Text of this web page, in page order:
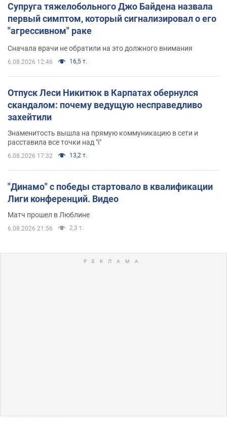
Супруга тяжелобольного Джо Байдена назвала
первый симптом, который сигнализировал о его
"агрессивном" раке
Сначала врачи не обратили на это должного внимания
6.08.2026 12:46 16,5 т.
Отпуск Леси Никитюк в Карпатах обернулся
скандалом: почему ведущую несправедливо
захейтили
Знаменитость вышла на прямую коммуникацию в сети и
расставила все точки над "i"
6.08.2026 17:32 13,2 т.
"Динамо" с победы стартовало в квалификации
Лиги конференций. Видео
Матч прошел в Люблине
6.08.2026 21:56 2,3 т.